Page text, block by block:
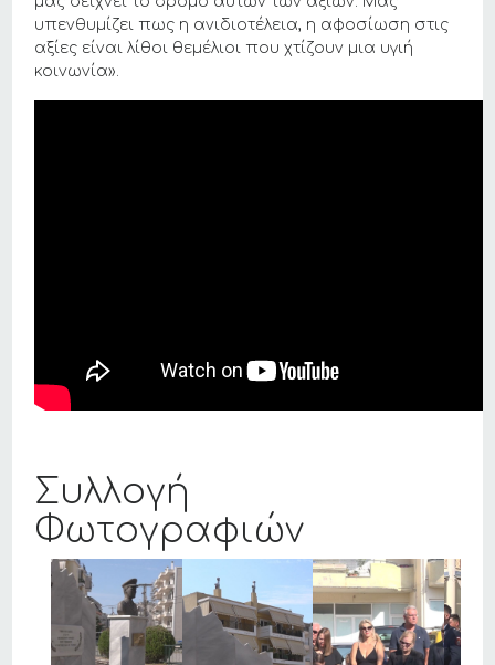
υπενθυμίζει πως η ανιδιοτέλεια, η αφοσίωση στις
αξίες είναι λίθοι θεμέλιοι που χτίζουν μια υγιή
κοινωνία».
Συλλογή
Φωτογραφιών